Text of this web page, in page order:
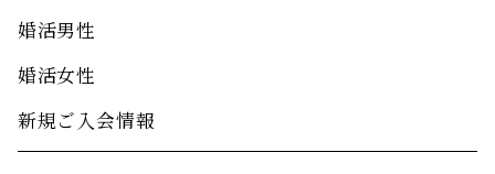
婚活男性
婚活女性
新規ご入会情報